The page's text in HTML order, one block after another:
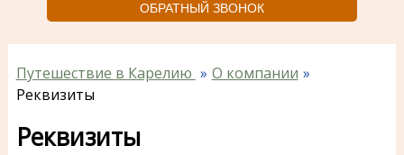
ОБРАТНЫЙ ЗВОНОК
Путешествие в Карелию
О компании
Реквизиты
Реквизиты